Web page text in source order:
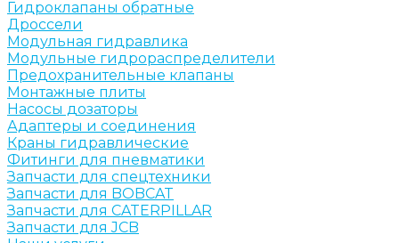
Гидроклапаны обратные
Дроссели
Модульная гидравлика
Модульные гидрораспределители
Предохранительные клапаны
Монтажные плиты
Насосы дозаторы
Адаптеры и соединения
Краны гидравлические
Фитинги для пневматики
Запчасти для спецтехники
Запчасти для BOBCAT
Запчасти для CATERPILLAR
Запчасти для JCB